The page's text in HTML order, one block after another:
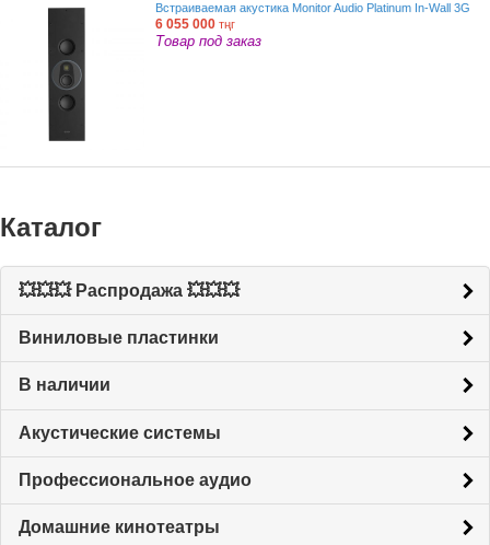
Встраиваемая акустика Monitor Audio Platinum In-Wall 3G
6 055 000 тңг
Товар под заказ
Каталог
💥💥💥 Распродажа 💥💥💥
Виниловые пластинки
В наличии
Акустические системы
Профессиональное аудио
Домашние кинотеатры